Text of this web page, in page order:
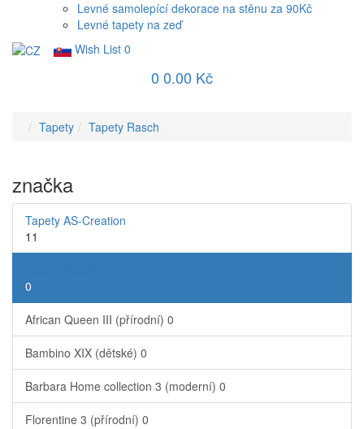
Levné samolepící dekorace na stěnu za 90Kč
Levné tapety na zeď
Wish List 0
0 0.00 Kč
Tapety Tapety Rasch
značka
Tapety AS-Creation
11
0
African Queen III (přírodní) 0
Bambino XIX (dětské) 0
Barbara Home collection 3 (moderní) 0
Florentine 3 (přírodní) 0